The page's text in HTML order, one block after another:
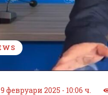
февруари 2025 - 10:06 ч.